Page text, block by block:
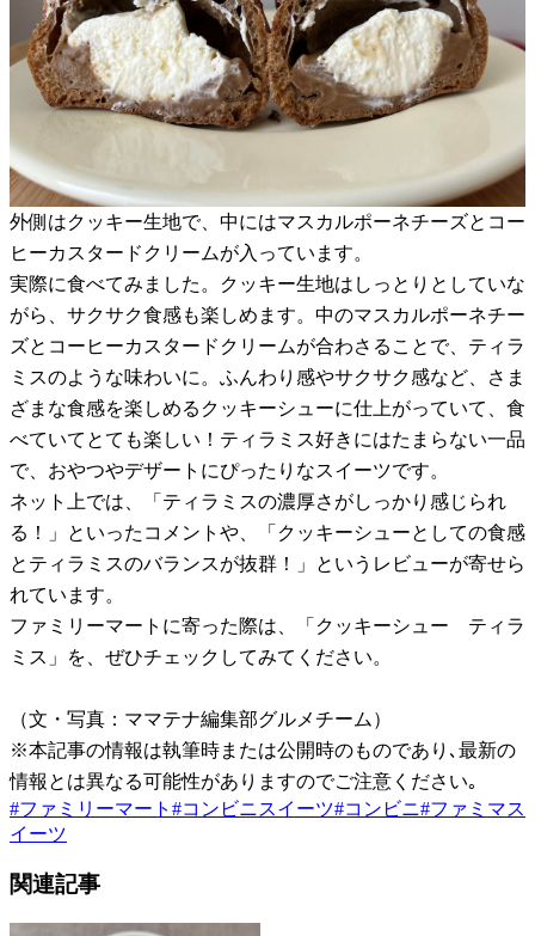
外側はクッキー生地で、中にはマスカルポーネチーズとコー
ヒーカスタードクリームが入っています。
実際に食べてみました。クッキー生地はしっとりとしていな
がら、サクサク食感も楽しめます。中のマスカルポーネチー
ズとコーヒーカスタードクリームが合わさることで、ティラ
ミスのような味わいに。ふんわり感やサクサク感など、さま
ざまな食感を楽しめるクッキーシューに仕上がっていて、食
べていてとても楽しい！ティラミス好きにはたまらない一品
で、おやつやデザートにぴったりなスイーツです。
ネット上では、「ティラミスの濃厚さがしっかり感じられ
る！」といったコメントや、「クッキーシューとしての食感
とティラミスのバランスが抜群！」というレビューが寄せら
れています。
ファミリーマートに寄った際は、「クッキーシュー ティラ
ミス」を、ぜひチェックしてみてください。
（文・写真：ママテナ編集部グルメチーム）
※本記事の情報は執筆時または公開時のものであり､最新の
情報とは異なる可能性がありますのでご注意ください｡
#ファミリーマート #コンビニスイーツ#コンビニ#ファミマス
イーツ
関連記事